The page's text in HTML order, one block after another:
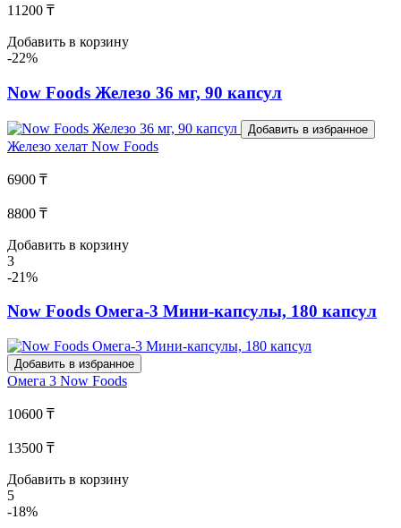
11200 ₸
Добавить в корзину
-22%
Now Foods Железо 36 мг, 90 капсул
Добавить в избранное
Железо хелат Now Foods
6900 ₸
8800 ₸
Добавить в корзину
3
-21%
Now Foods Омега-3 Мини-капсулы, 180 капсул
Добавить в избранное
Омега 3 Now Foods
10600 ₸
13500 ₸
Добавить в корзину
5
-18%